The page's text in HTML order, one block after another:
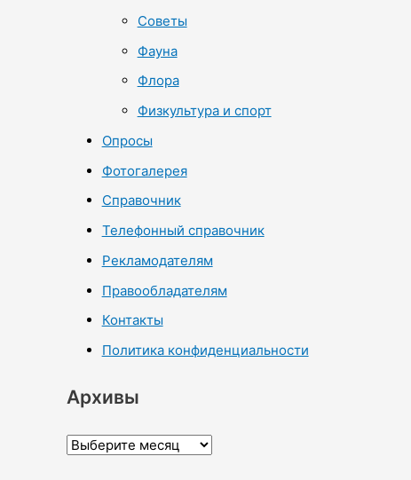
Советы
Фауна
Флора
Физкультура и спорт
Опросы
Фотогалерея
Справочник
Телефонный справочник
Рекламодателям
Правообладателям
Контакты
Политика конфиденциальности
Архивы
А